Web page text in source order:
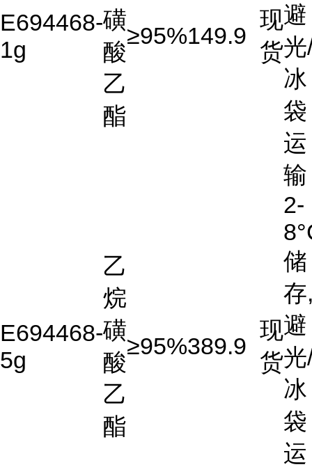
E694468-
1g
磺
酸
乙
酯
≥95%149.9
现
货
避
光
冰
袋
运
输
E694468-
5g
乙
烷
磺
酸
乙
酯
≥95%389.9
现
货
2-
储
存
避
光
冰
袋
运